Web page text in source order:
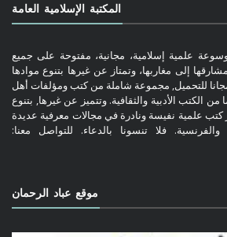
المكتبة الإسلامية العامة
موسوعة علمية إسلامية، مجانية، مفتوحة على جميع
إلى مغاربها، وتمتاز عن غيرها بتنوع موادها
مجانا للتحميل, مجموعة شاملة من كتب ومؤلفات أهل
الكتب الأدبية والثقافية. وتتميز عن غيرها, بتنوع
كتب علمية نفيسة ونادرة في مجالات معرفية عديدة
والفرنسية. فلا تنسونا بالدعاء. للتواصل معنا:
موقع عباد الرحمان